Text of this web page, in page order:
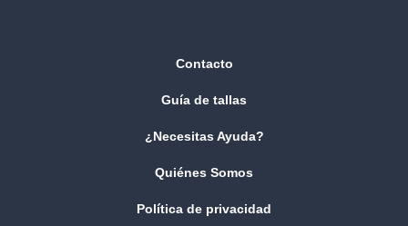
Contacto
Guía de tallas
¿Necesitas Ayuda?
Quiénes Somos
Política de privacidad